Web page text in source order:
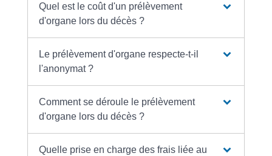
Quel est le coût d'un prélèvement
d'organe lors du décès ?
Le prélèvement d'organe respecte-t-il
l'anonymat ?
Comment se déroule le prélèvement
d'organe lors du décès ?
Quelle prise en charge des frais liée au